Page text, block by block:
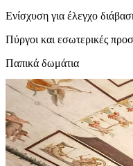
Ενίσχυση για έλεγχο
Πύργοι και εσωτερικές
Παπικά δωμάτια